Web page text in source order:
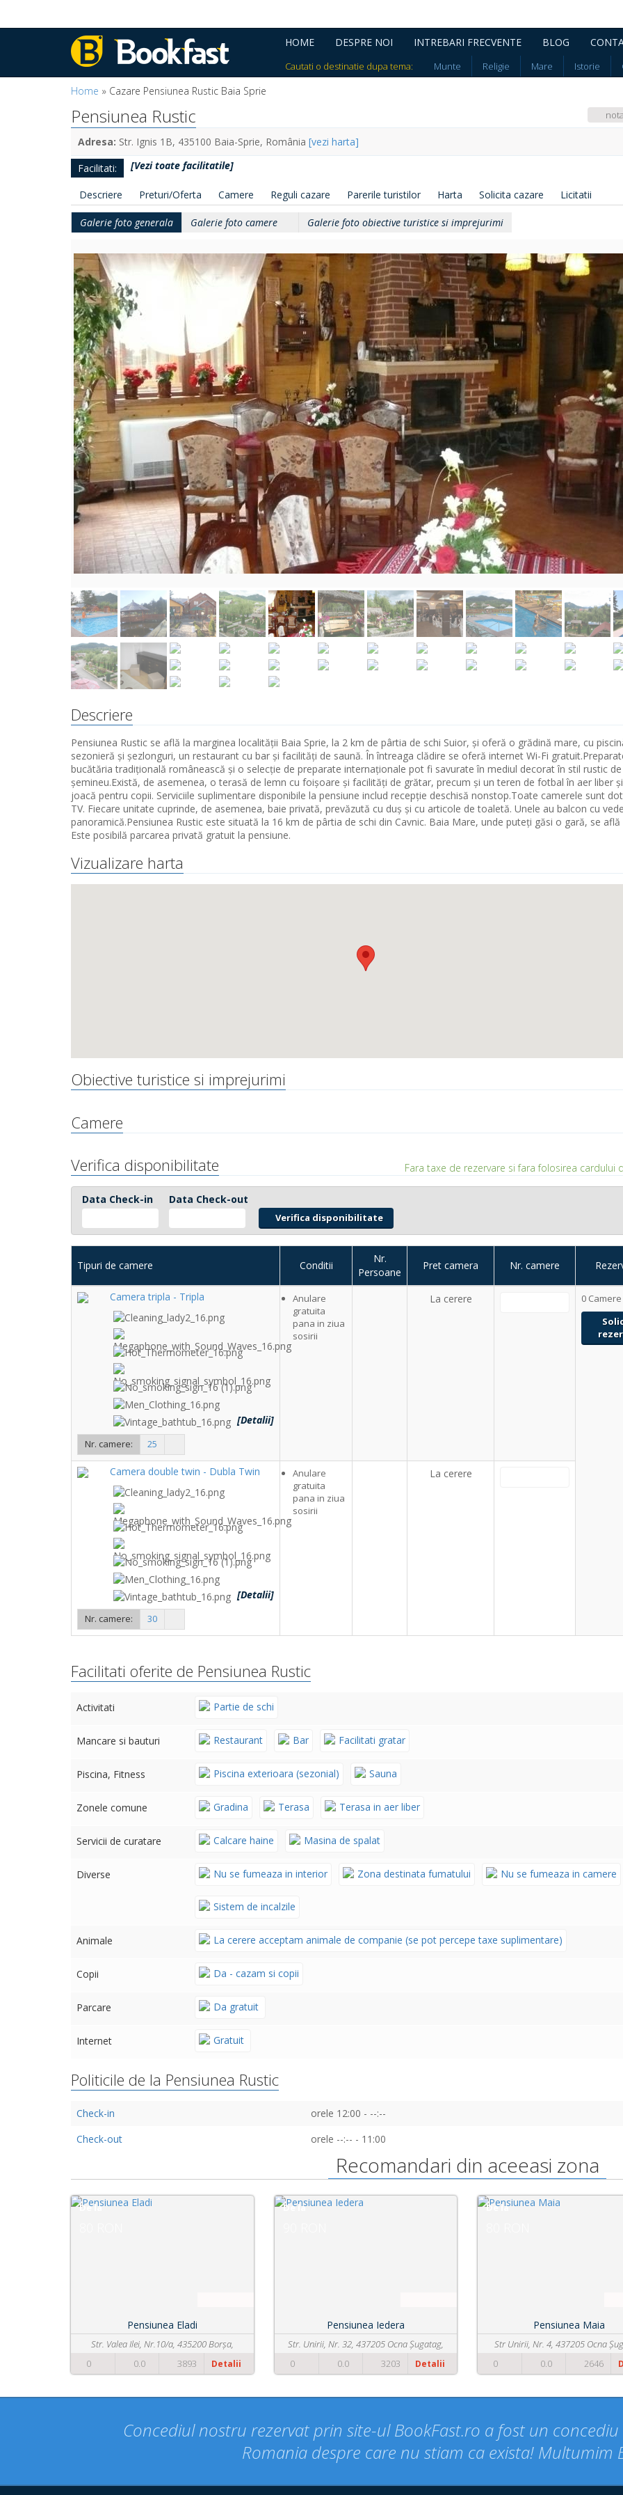
HOME DESPRE NOI INTREBARI FRECVENTE BLOG
Cautati o destinatie dupa tema: Munte Religie Mare Istorie
Home » Cazare Pensiunea Rustic Baia Sprie
Pensiunea Rustic
Adresa: Str. Ignis 1B, 435100 Baia-Sprie, România [vezi harta]
Facilitati:
[Vezi toate facilitatile]
Descriere Preturi/Oferta Camere Reguli cazare Parerile turistilor Harta Solicita cazare Licitatii
Galerie foto generala Galerie foto camere Galerie foto obiective turistice si imprejurimi
Descriere
Pensiunea Rustic se află la marginea localității Baia Sprie, la 2 km de pârtia de schi Suior, și oferă o grădină mare, cu
sezonieră și șezlonguri, un restaurant cu bar și facilități de saună. În întreaga clădire se oferă internet Wi-Fi
bucătăria tradițională românească și o selecție de preparate internaționale pot fi savurate în mediul decorat în stil rustic
șemineu.Există, de asemenea, o terasă de lemn cu foișoare și facilități de grătar, precum și un teren de fotbal în aer liber
joacă pentru copii. Serviciile suplimentare disponibile la pensiune includ recepție deschisă nonstop.Toate camerele sunt
TV. Fiecare unitate cuprinde, de asemenea, baie privată, prevăzută cu duș și cu articole de toaletă. Unele au balcon cu
panoramică.Pensiunea Rustic este situată la 16 km de pârtia de schi din Cavnic. Baia Mare, unde puteți găsi o gară, se află
Este posibilă parcarea privată gratuit la pensiune.
Vizualizare harta
Obiective turistice si imprejurimi
Camere
Verifica disponibilitate Fara taxe de rezervare si fara folosirea cardului
Data Check-in Data Check-out
Tipuri de camere Conditii
Nr.
Persoane
Pret camera Nr. camere
Camera tripla - Tripla
[Detalii]
Nr. camere: 25
Anulare
gratuita
pana in ziua
sosirii
La cerere 0 Camere
Camera double twin - Dubla Twin
[Detalii]
Nr. camere: 30
Anulare
gratuita
pana in ziua
sosirii
La cerere
Facilitati oferite de Pensiunea Rustic
Activitati Partie de schi
Mancare si bauturi Restaurant Bar Facilitati gratar
Piscina, Fitness Piscina exterioara (sezonial) Sauna
Zonele comune Gradina Terasa Terasa in aer liber
Servicii de curatare Calcare haine Masina de spalat
Diverse Nu se fumeaza in interior Zona destinata fumatului Nu se fumeaza in camere
Sistem de incalzile
Animale La cerere acceptam animale de companie (se pot percepe taxe suplimentare)
Copii Da - cazam si copii
Parcare Da gratuit
Internet Gratuit
Politicile de la Pensiunea Rustic
Check-in
orele 12:00 - --:--
Check-out
orele --:-- - 11:00
Recomandari din aceeasi zona
De la
Pensiunea Eladi
Str. Valea Ilei, Nr.10/a, 435200 Borșa,
România
0 0.0 3893 Detalii
De la
Pensiunea Iedera
Str. Unirii, Nr. 32, 437205 Ocna Șugatag,
Romania
0 0.0 3203 Detalii
De la
Pensiunea Maia
Str Unirii, Nr. 4, 437205 Ocna
Romania
0 0.0 2646
Concediul nostru rezervat prin site-ul BookFast.ro a fost un
Romania despre care nu stiam ca exista! Multumim